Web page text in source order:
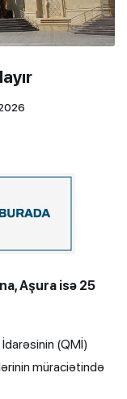
Aşura isə 25
(QMİ)
müraciətində